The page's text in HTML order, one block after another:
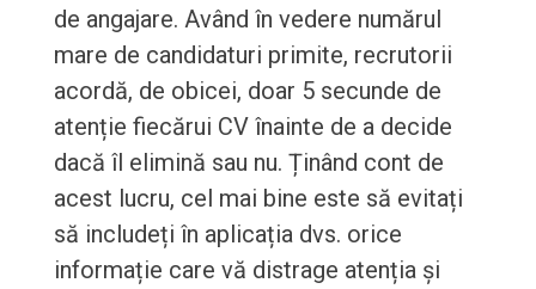
de angajare. Având în vedere numărul
mare de candidaturi primite, recrutorii
acordă, de obicei, doar 5 secunde de
atenție fiecărui CV înainte de a decide
dacă îl elimină sau nu. Ținând cont de
acest lucru, cel mai bine este să evitați
să includeți în aplicația dvs. orice
informație care vă distrage atenția și